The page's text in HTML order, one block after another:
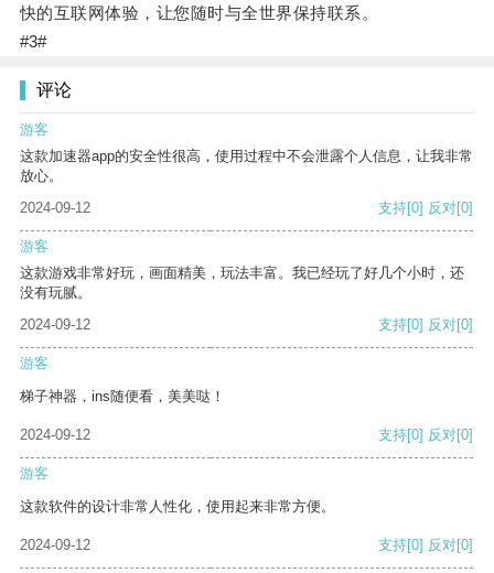
快的互联网体验，让您随时与全世界保持联系。
#3#
评论
游客
这款加速器app的安全性很高，使用过程中不会泄露个人信息，让我非常
放心。
2024-09-12
支持[0] 反对[0]
游客
这款游戏非常好玩，画面精美，玩法丰富。我已经玩了好几个小时，还
没有玩腻。
2024-09-12
支持[0] 反对[0]
游客
梯子神器，ins随便看，美美哒！
2024-09-12 支持[0] 反对[0]
游客
这款软件的设计非常人性化，使用起来非常方便。
2024-09-12 支持[0] 反对[0]